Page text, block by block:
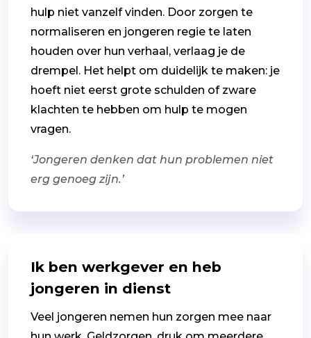
hulp niet vanzelf vinden. Door zorgen te
normaliseren en jongeren regie te laten
houden over hun verhaal, verlaag je de
drempel. Het helpt om duidelijk te maken: je
hoeft niet eerst grote schulden of zware
klachten te hebben om hulp te mogen
vragen.
‘Jongeren denken dat hun problemen niet
erg genoeg zijn.’
Ik ben werkgever en heb
jongeren in dienst
Veel jongeren nemen hun zorgen mee naar